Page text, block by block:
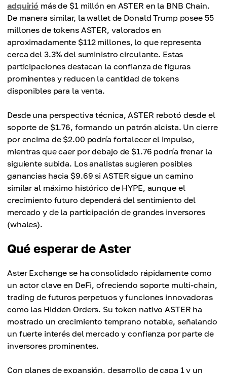
adquirió más de $1 millón en ASTER en la BNB Chain.
De manera similar, la wallet de Donald Trump posee 55
millones de tokens ASTER, valorados en
aproximadamente $112 millones, lo que representa
cerca del 3.3% del suministro circulante. Estas
participaciones destacan la confianza de figuras
prominentes y reducen la cantidad de tokens
disponibles para la venta.
Desde una perspectiva técnica, ASTER rebotó desde el
soporte de $1.76, formando un patrón alcista. Un cierre
por encima de $2.00 podría fortalecer el impulso,
mientras que caer por debajo de $1.76 podría frenar la
siguiente subida. Los analistas sugieren posibles
ganancias hacia $9.69 si ASTER sigue un camino
similar al máximo histórico de HYPE, aunque el
crecimiento futuro dependerá del sentimiento del
mercado y de la participación de grandes inversores
(whales).
Qué esperar de Aster
Aster Exchange se ha consolidado rápidamente como
un actor clave en DeFi, ofreciendo soporte multi-chain,
trading de futuros perpetuos y funciones innovadoras
como las Hidden Orders. Su token nativo ASTER ha
mostrado un crecimiento temprano notable, señalando
un fuerte interés del mercado y confianza por parte de
inversores prominentes.
Con planes de expansión, desarrollo de capa 1 y un